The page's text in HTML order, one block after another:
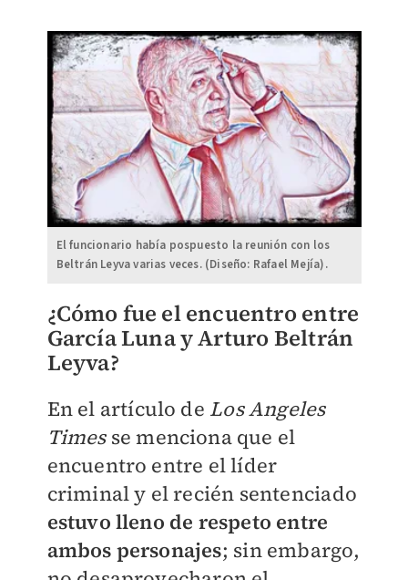
El funcionario había pospuesto la reunión con los
Beltrán Leyva varias veces. (Diseño: Rafael Mejía).
¿Cómo fue el encuentro entre
García Luna y Arturo Beltrán
Leyva?
En el artículo de Los Angeles
Timesse menciona que el
encuentro entre el líder
criminal y el recién sentenciado
estuvo lleno de respeto entre
ambos personajes; sin embargo,